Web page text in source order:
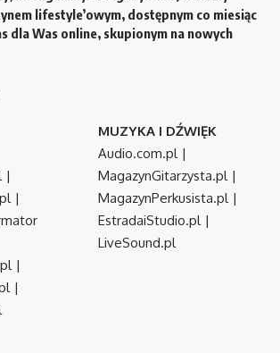
lifestyle’owym, dostępnym co miesiąc
dla Was online, skupionym na nowych
|
|
|
|
MUZYKA I DŹWIĘK
Audio.com.pl|
MagazynGitarzysta.pl|
MagazynPerkusista.pl|
EstradaiStudio.pl|
LiveSound.pl